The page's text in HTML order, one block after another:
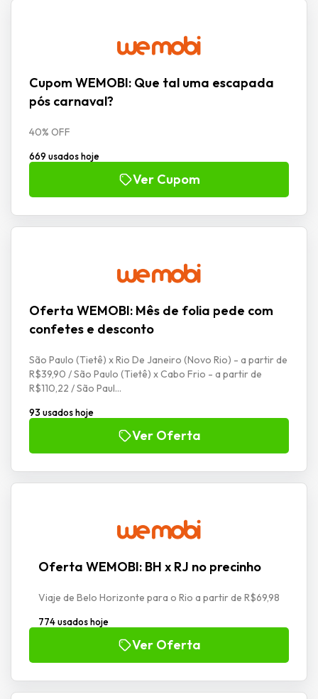
Cupom WEMOBI: Que tal uma escapada
pós carnaval?
40% OFF
669 usados hoje
Ver Cupom
Oferta WEMOBI: Mês de folia pede com
confetes e desconto
São Paulo (Tietê) x Rio De Janeiro (Novo Rio) - a partir de
R$39,90 / São Paulo (Tietê) x Cabo Frio - a partir de
R$110,22 / São Paul...
93 usados hoje
Ver Oferta
Oferta WEMOBI: BH x RJ no precinho
Viaje de Belo Horizonte para o Rio a partir de R$69,98
774 usados hoje
Ver Oferta